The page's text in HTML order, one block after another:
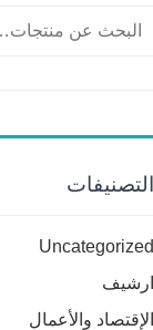
التصنيفات
Uncategorized
ارشيف
الإقتصاد والأعمال